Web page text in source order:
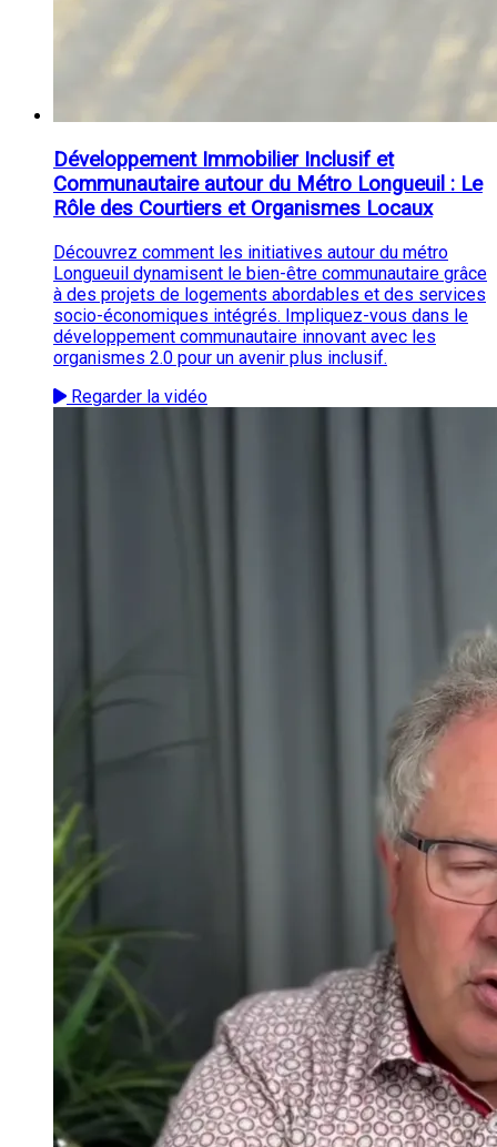
Développement Immobilier Inclusif et
Communautaire autour du Métro Longueuil : Le
Rôle des Courtiers et Organismes Locaux
Découvrez comment les initiatives autour du métro
Longueuil dynamisent le bien-être communautaire grâce
à des projets de logements abordables et des services
socio-économiques intégrés. Impliquez-vous dans le
développement communautaire innovant avec les
organismes 2.0 pour un avenir plus inclusif.
Regarder la vidéo